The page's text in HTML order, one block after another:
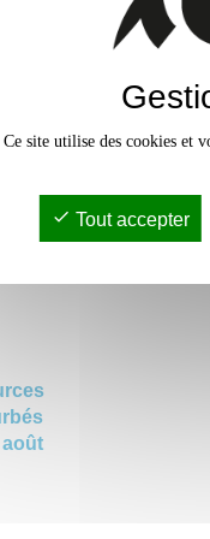
août
Ce site utilise des cookies et
Tout accepter